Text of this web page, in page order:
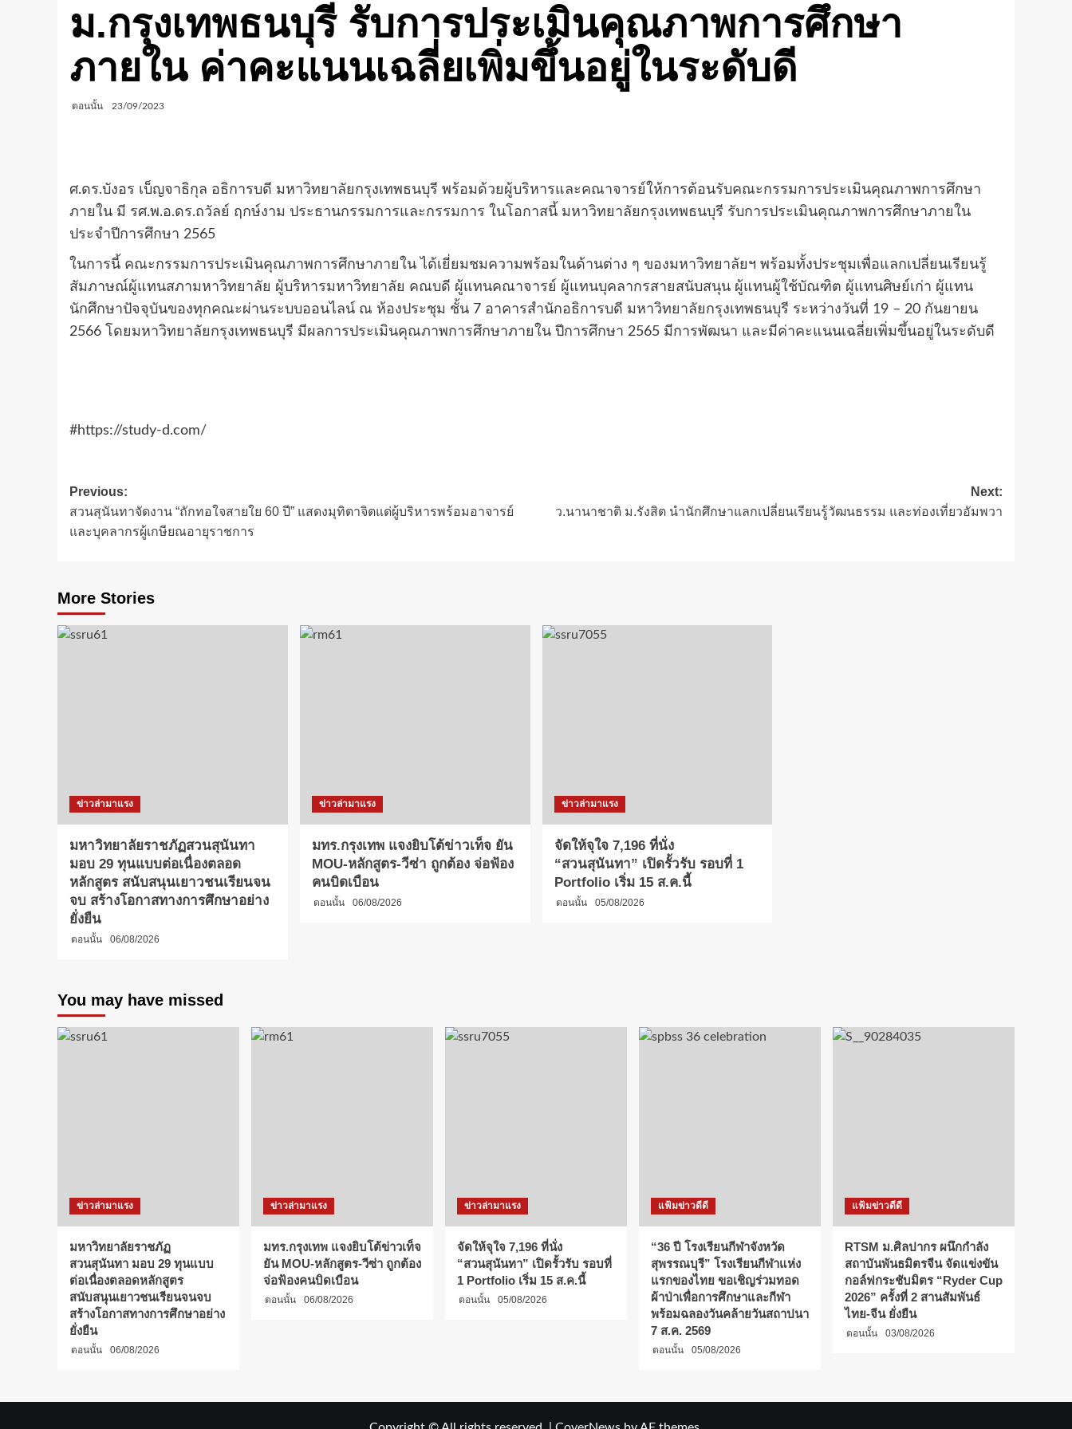
ม.กรุงเทพธนบุรี รับการประเมินคุณภาพการศึกษา
ภายใน ค่าคะแนนเฉลี่ยเพิ่มขึ้นอยู่ในระดับดี
ตอนนั้น 23/09/2023
ศ.ดร.บังอร เบ็ญจาธิกุล อธิการบดี มหาวิทยาลัยกรุงเทพธนบุรี พร้อมด้วยผู้บริหารและคณาจารย์ให้การต้อนรับคณะกรรมการประเมินคุณภาพการศึกษา
ภายใน มี รศ.พ.อ.ดร.ถวัลย์ ฤกษ์งาม ประธานกรรมการและกรรมการ ในโอกาสนี้ มหาวิทยาลัยกรุงเทพธนบุรี รับการประเมินคุณภาพการศึกษาภายใน
ประจำปีการศึกษา 2565
ในการนี้ คณะกรรมการประเมินคุณภาพการศึกษาภายใน ได้เยี่ยมชมความพร้อมในด้านต่าง ๆ ของมหาวิทยาลัยฯ พร้อมทั้งประชุมเพื่อแลกเปลี่ยนเรียนรู้
สัมภาษณ์ผู้แทนสภามหาวิทยาลัย ผู้บริหารมหาวิทยาลัย คณบดี ผู้แทนคณาจารย์ ผู้แทนบุคลากรสายสนับสนุน ผู้แทนผู้ใช้บัณฑิต ผู้แทนศิษย์เก่า ผู้แทน
นักศึกษาปัจจุบันของทุกคณะผ่านระบบออนไลน์ ณ ห้องประชุม ชั้น 7 อาคารสำนักอธิการบดี มหาวิทยาลัยกรุงเทพธนบุรี ระหว่างวันที่ 19 – 20 กันยายน
2566 โดยมหาวิทยาลัยกรุงเทพธนบุรี มีผลการประเมินคุณภาพการศึกษาภายใน ปีการศึกษา 2565 มีการพัฒนา และมีค่าคะแนนเฉลี่ยเพิ่มขึ้นอยู่ในระดับดี
#https://study-d.com/
Post
navigation
Previous:
สวนสุนันทาจัดงาน “ถักทอใจสายใย 60 ปี” แสดงมุทิตาจิตแด่ผู้บริหารพร้อมอาจารย์
และบุคลากรผู้เกษียณอายุราชการ
Next:
ว.นานาชาติ ม.รังสิต นำนักศึกษาแลกเปลี่ยนเรียนรู้วัฒนธรรม และท่องเที่ยวอัมพวา
More Stories
ข่าวล่ามาแรง
มหาวิทยาลัยราชภัฏสวนสุนันทา
มอบ 29 ทุนแบบต่อเนื่องตลอด
หลักสูตร สนับสนุนเยาวชนเรียนจน
จบ สร้างโอกาสทางการศึกษาอย่าง
ยั่งยืน
ตอนนั้น 06/08/2026
ข่าวล่ามาแรง
มทร.กรุงเทพ แจงยิบโต้ข่าวเท็จ ยัน
MOU-หลักสูตร-วีซ่า ถูกต้อง จ่อฟ้อง
คนบิดเบือน
ตอนนั้น 06/08/2026
ข่าวล่ามาแรง
จัดให้จุใจ 7,196 ที่นั่ง
“สวนสุนันทา” เปิดรั้วรับ รอบที่ 1
Portfolio เริ่ม 15 ส.ค.นี้
ตอนนั้น 05/08/2026
You may have missed
ข่าวล่ามาแรง
มหาวิทยาลัยราชภัฏ
สวนสุนันทา มอบ 29 ทุนแบบ
ต่อเนื่องตลอดหลักสูตร
สนับสนุนเยาวชนเรียนจนจบ
สร้างโอกาสทางการศึกษาอย่าง
ยั่งยืน
ตอนนั้น 06/08/2026
ข่าวล่ามาแรง
มทร.กรุงเทพ แจงยิบโต้ข่าวเท็จ
ยัน MOU-หลักสูตร-วีซ่า ถูกต้อง
จ่อฟ้องคนบิดเบือน
ตอนนั้น 06/08/2026
ข่าวล่ามาแรง
จัดให้จุใจ 7,196 ที่นั่ง
“สวนสุนันทา” เปิดรั้วรับ รอบที่
1 Portfolio เริ่ม 15 ส.ค.นี้
ตอนนั้น 05/08/2026
แฟ้มข่าวดีดี
“36 ปี โรงเรียนกีฬาจังหวัด
สุพรรณบุรี” โรงเรียนกีฬาแห่ง
แรกของไทย ขอเชิญร่วมทอด
ผ้าป่าเพื่อการศึกษาและกีฬา
พร้อมฉลองวันคล้ายวันสถาปนา
7 ส.ค. 2569
ตอนนั้น 05/08/2026
แฟ้มข่าวดีดี
RTSM ม.ศิลปากร ผนึกกำลัง
สถาบันพันธมิตรจีน จัดแข่งขัน
กอล์ฟกระชับมิตร “Ryder Cup
2026” ครั้งที่ 2 สานสัมพันธ์
ไทย-จีน ยั่งยืน
ตอนนั้น 03/08/2026